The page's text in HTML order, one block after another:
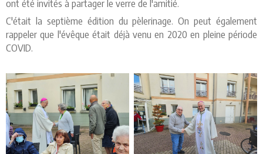
ont été invités à partager le verre de l'amitié.
C'était la septième édition du pèlerinage. On peut également
rappeler que l'évêque était déjà venu en 2020 en pleine période
COVID.